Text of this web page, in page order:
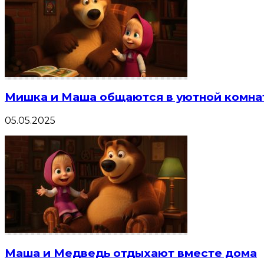
Мишка и Маша общаются в уютной
05.05.2025
Маша и Медведь отдыхают вместе дома